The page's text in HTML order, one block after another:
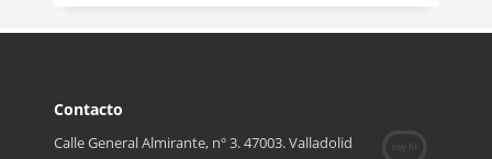
Contacto
Calle General Almirante, nº 3. 47003. Valladolid